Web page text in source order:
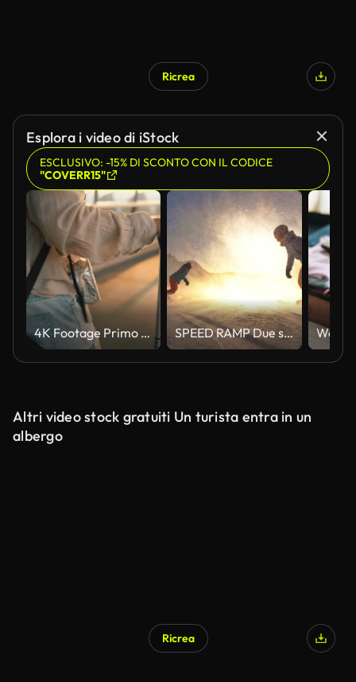
Ricrea
Esplora i video di iStock
ESCLUSIVO: -15% DI SCONTO CON IL CODICE
"COVERR15"
4K Footage Primo piani Mano del viaggiatore Portare un drag bag Trascinare SPEED RAMP Due snowboarder in sella al sole al tramonto
Altri video stock gratuiti Un turista entra in un
albergo
Ricrea